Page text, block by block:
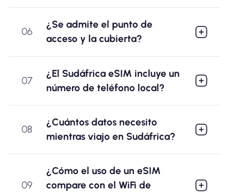
06
¿Se admite el punto de
acceso y la cubierta?
07
¿El Sudáfrica eSIM incluye un
número de teléfono local?
08
¿Cuántos datos necesito
mientras viajo en Sudáfrica?
09
¿Cómo el uso de un eSIM
compare con el WiFi de